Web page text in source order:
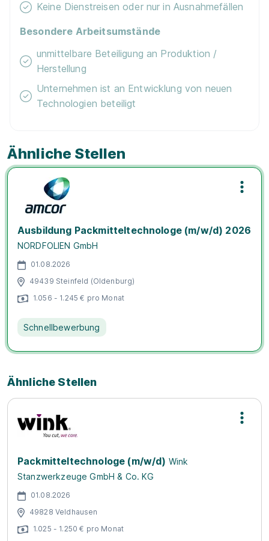
Ähnliche Stellen
Ausbildung Packmitteltechnologe (m/w/d) 2026
NORDFOLIEN GmbH
01.08.2026
49439 Steinfeld (Oldenburg)
1.056 - 1.245 € pro Monat
Schnellbewerbung
Ähnliche Stellen
Packmitteltechnologe (m/w/d) Wink
Stanzwerkzeuge GmbH & Co. KG
01.08.2026
49828 Veldhausen
1.025 - 1.250 € pro Monat
Keine Dienstreisen oder nur in Ausnahmefällen
Besondere Arbeitsumstände
unmittelbare Beteiligung an Produktion /
Herstellung
Unternehmen ist an Entwicklung von neuen
Technologien beteiligt